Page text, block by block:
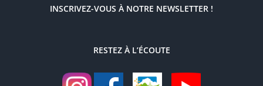
INSCRIVEZ-VOUS À NOTRE NEWSLETTER !
RESTEZ À L’ÉCOUTE